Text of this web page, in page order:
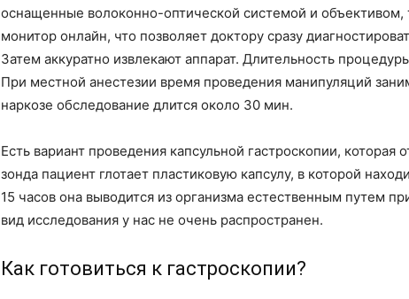
оснащенные волоконно-оптической системой и
монитор онлайн, что позволяет доктору сразу
Затем аккуратно извлекают аппарат. Длительность
При местной анестезии время проведения манипуляций
наркозе обследование длится около 30 мин.
Есть вариант проведения капсульной гастроскопии, которая
зонда пациент глотает пластиковую капсулу, в которой
15 часов она выводится из организма естественным путем
вид исследования у нас не очень распространен.
Как готовиться к гастроскопии?